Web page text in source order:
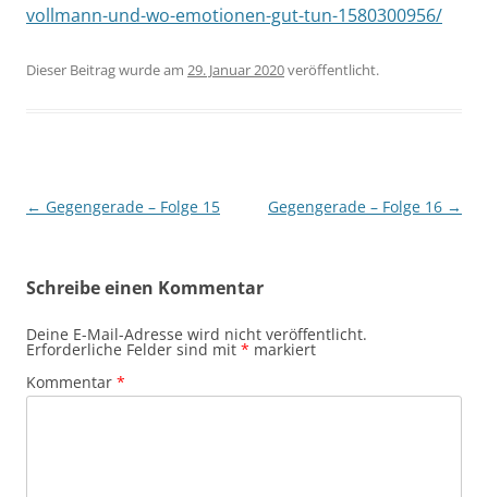
vollmann-und-wo-emotionen-gut-tun-1580300956/
Dieser Beitrag wurde am 29. Januar 2020veröffentlicht.
Beitragsnavigation
← Gegengerade – Folge 15 Gegengerade – Folge 16 →
Schreibe einen Kommentar
Deine E-Mail-Adresse wird nicht veröffentlicht.
Erforderliche Felder sind mit * markiert
Kommentar *